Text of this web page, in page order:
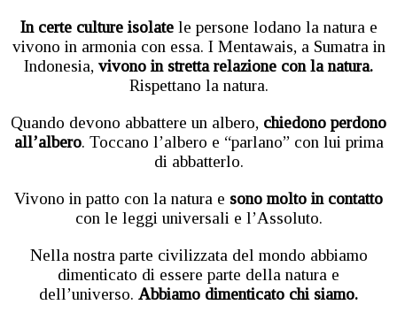
In certe culture isolatele persone lodano la natura e
vivono in armonia con essa. I Mentawais, a Sumatra in
Indonesia, vivono in stretta relazione con la natura.
Rispettano la natura.
Quando devono abbattere un albero, chiedono perdono
all’albero. Toccano l’albero e “parlano” con lui prima
di abbatterlo.
Vivono in patto con la natura e sono molto in contatto
con le leggi universali e l’Assoluto.
Nella nostra parte civilizzata del mondo abbiamo
dimenticato di essere parte della natura e
dell’universo. Abbiamo dimenticato chi siamo.